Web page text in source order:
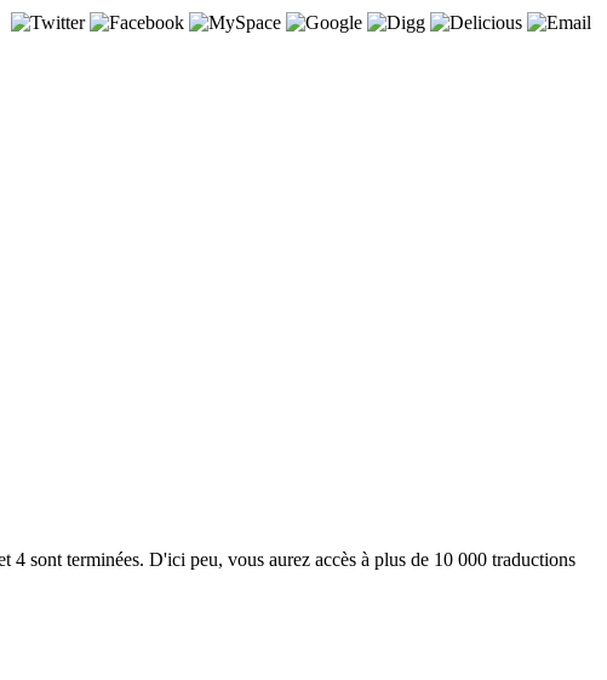
sont terminées. D'ici peu, vous aurez accès à plus de 10 000 traductions